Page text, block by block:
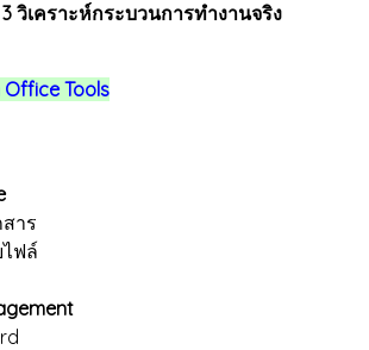
วิเคราะห์กระบวนการทำงานจริง
Office Tools
าร
ไฟล์